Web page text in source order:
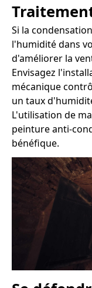
Si la
l'humidité dans
d'améliorer la
Envisagez
mécanique
un taux
L'utilisation de
peinture anti-
bénéfique.